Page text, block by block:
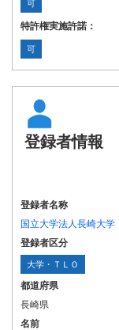
可
特許権実施許諾：
可
登録者情報
登録者名称
国立大学法人長崎大学
登録者区分
大学・ＴＬＯ
都道府県
長崎県
名前